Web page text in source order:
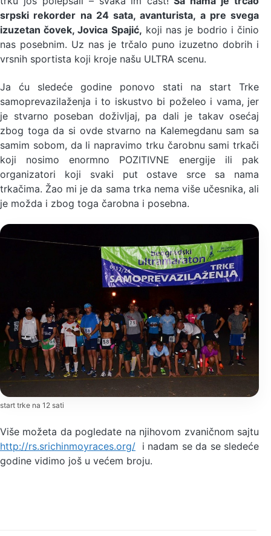
srpski rekorder na 24 sata, avanturista, a pre svega
izuzetan čovek, Jovica Spajić, koji nas je bodrio i činio
nas posebnim. Uz nas je trčalo puno izuzetno dobrih i
vrsnih sportista koji kroje našu ULTRA scenu.
Ja ću sledeće godine ponovo stati na start Trke
samoprevazilaženja i to iskustvo bi poželeo i vama, jer
je stvarno poseban doživljaj, pa dali je takav osećaj
zbog toga da si ovde stvarno na Kalemegdanu sam sa
samim sobom, da li napravimo trku čarobnu sami trkači
koji nosimo enormno POZITIVNE energije ili pak
organizatori koji svaki put ostave srce sa nama
trkačima. Žao mi je da sama trka nema više učesnika, ali
je možda i zbog toga čarobna i posebna.
start trke na 12 sati
Više možeta da pogledate na njihovom zvaničnom sajtu
http://rs.srichinmoyraces.org/ i nadam se da se sledeće
godine vidimo još u većem broju.